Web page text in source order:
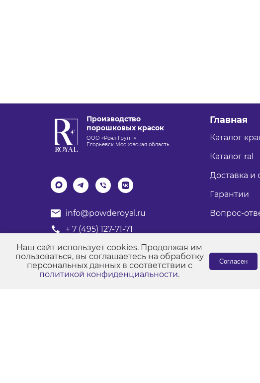
Производство
порошковых красок
ООО «Роял Групп»
Егорьевск Московская область
info@powderoyal.ru
+ 7 (495) 127-71-71
График работы: Пн-Пт
Время работы: с 8:00 до 17:00
Главная
Каталог
Каталог ral
Доставка и
Гарантии
Вопрос-
© Порошковые краски "Роял Групп" 2017-2026 Политика
Наш сайт использует cookies. Продолжая им
пользоваться, вы соглашаетесь на обработку
персональных данных в соответствии с
политикой конфиденциальности.
Согласен